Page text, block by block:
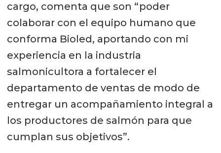
cargo, comenta que son “poder
colaborar con el equipo humano que
conforma Bioled, aportando con mi
experiencia en la industria
salmonicultora a fortalecer el
departamento de ventas de modo de
entregar un acompañamiento integral a
los productores de salmón para que
cumplan sus objetivos”.